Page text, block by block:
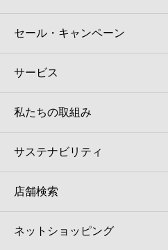
セール・キャンペーン
サービス
私たちの取組み
サステナビリティ
店舗検索
ネットショッピング